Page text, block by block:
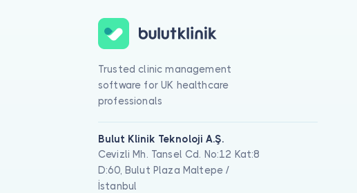
Trusted clinic management
software for UK healthcare
professionals
Bulut Klinik Teknoloji A.Ş.
Cevizli Mh. Tansel Cd. No:12 Kat:8
D:60, Bulut Plaza Maltepe /
İstanbul